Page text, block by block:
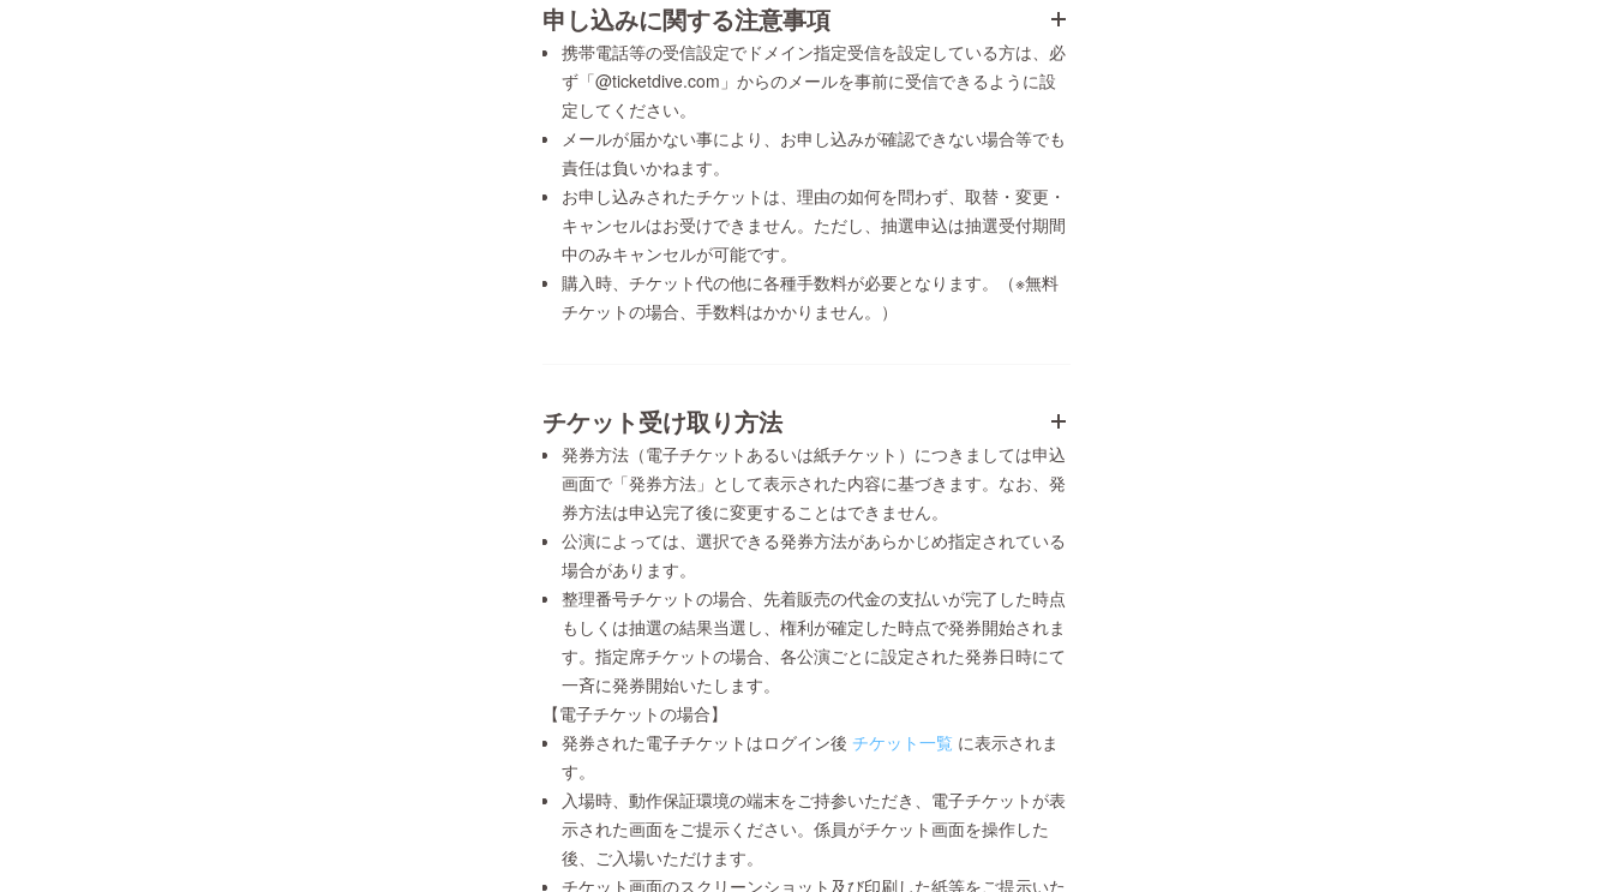
申し込みに関する注意事項
携帯電話等の受信設定でドメイン指定受信を設定している方は、必
ず「@ticketdive.com」からのメールを事前に受信できるように設
定してください。
メールが届かない事により、お申し込みが確認できない場合等でも
責任は負いかねます。
お申し込みされたチケットは、理由の如何を問わず、取替・変更・
キャンセルはお受けできません。ただし、抽選申込は抽選受付期間
中のみキャンセルが可能です。
購入時、チケット代の他に各種手数料が必要となります。（※無料
チケットの場合、手数料はかかりません。）
チケット受け取り方法
発券方法（電子チケットあるいは紙チケット）につきましては申込
画面で「発券方法」として表示された内容に基づきます。なお、発
券方法は申込完了後に変更することはできません。
公演によっては、選択できる発券方法があらかじめ指定されている
場合があります。
整理番号チケットの場合、先着販売の代金の支払いが完了した時点
もしくは抽選の結果当選し、権利が確定した時点で発券開始されま
す。指定席チケットの場合、各公演ごとに設定された発券日時にて
一斉に発券開始いたします。
【電子チケットの場合】
発券された電子チケットはログイン後 チケット一覧 に表示されま
す。
入場時、動作保証環境の端末をご持参いただき、電子チケットが表
示された画面をご提示ください。係員がチケット画面を操作した
後、ご入場いただけます。
チケット画面のスクリーンショット及び印刷した紙等をご提示いた